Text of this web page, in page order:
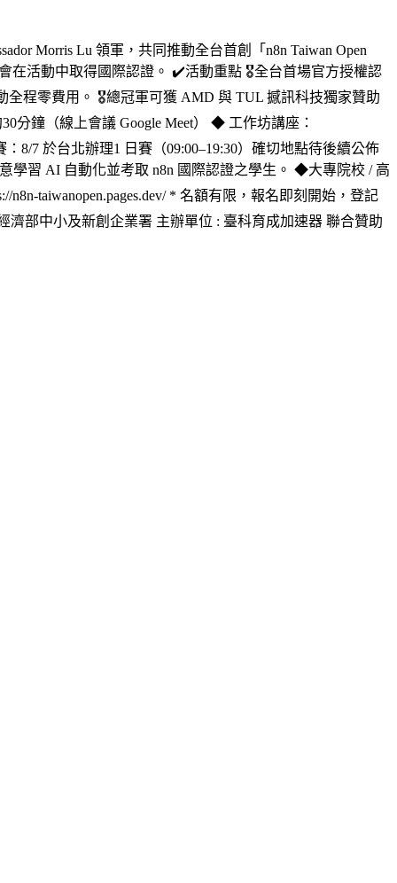
Morris Lu 領軍，共同推動全台首創「n8n Taiwan Open
在活動中取得國際認證。 ✔️活動重點 🎖️全台首場官方授權認
全程零費用。 🎖️總冠軍可獲 AMD 與 TUL 撼訊科技獨家贊助
鐘（線上會議 Google Meet） ◆ 工作坊講座：
8/7 於台北辦理1 日賽（09:00–19:30）確切地點待後續公佈
習 AI 自動化並考取 n8n 國際認證之學生。 ◆大專院校 / 高
taiwanopen.pages.dev/ * 名額有限，報名即刻開始，登記
濟部中小及新創企業署 主辦單位 : 臺科育成加速器 聯合贊助